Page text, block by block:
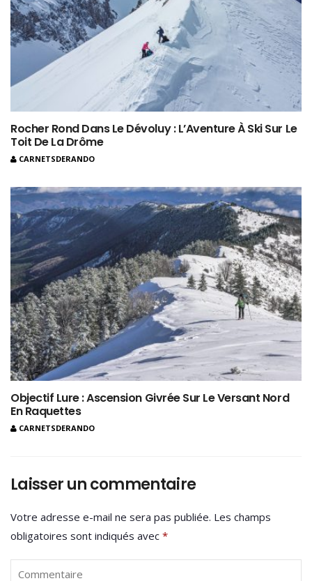
Rocher Rond Dans Le Dévoluy : L’Aventure À Ski Sur Le
Toit De La Drôme
CARNETSDERANDO
Objectif Lure : Ascension Givrée Sur Le Versant Nord
En Raquettes
CARNETSDERANDO
Laisser un commentaire
Votre adresse e-mail ne sera pas publiée. Les champs
obligatoires sont indiqués avec *